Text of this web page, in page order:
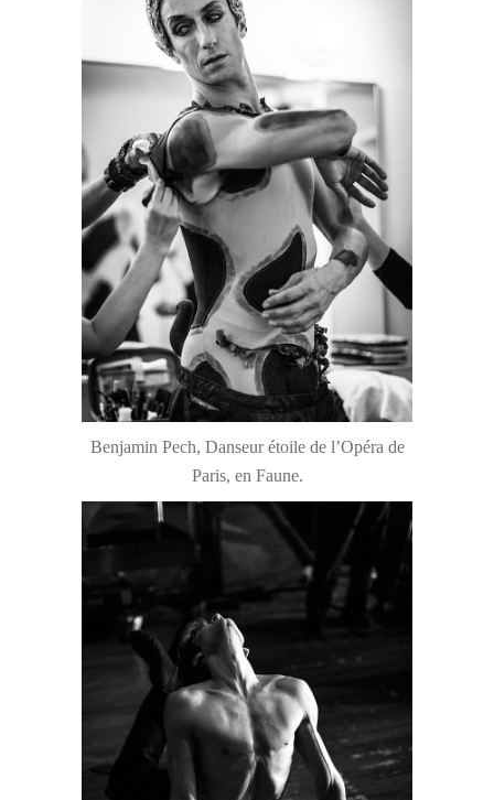
Benjamin Pech, Danseur étoile de l’Opéra de
Paris, en Faune.